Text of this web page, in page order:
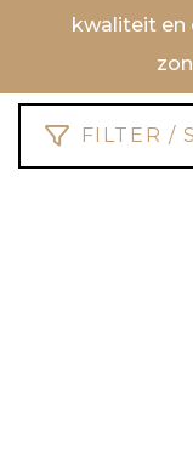
kwaliteit en
FILTER /